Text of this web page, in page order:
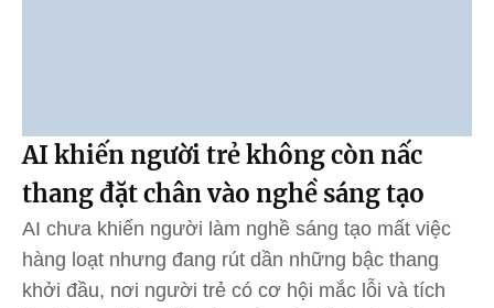
AI khiến người trẻ không còn nấc
thang đặt chân vào nghề sáng tạo
AI chưa khiến người làm nghề sáng tạo mất việc
hàng loạt nhưng đang rút dần những bậc thang
khởi đầu, nơi người trẻ có cơ hội mắc lỗi và tích